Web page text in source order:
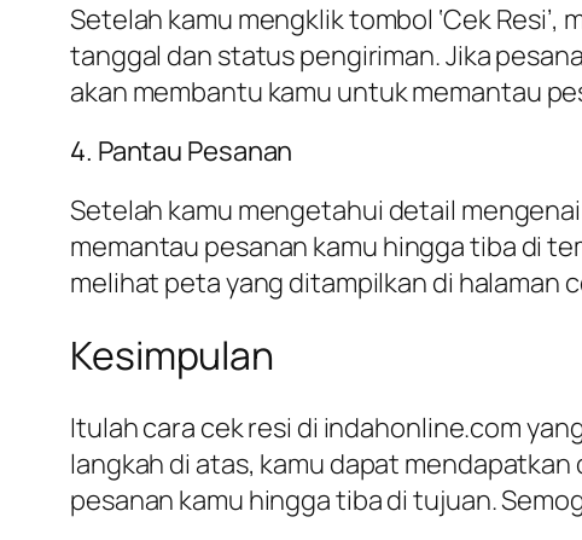
Setelah kamu mengklik tombol ‘Cek
tanggal dan status pengiriman. Jika
akan membantu kamu untuk memantau
4. Pantau Pesanan
Setelah kamu mengetahui detail
memantau pesanan kamu hingga tiba di
melihat peta yang ditampilkan di halaman
Kesimpulan
Itulah cara cek resi di indahonline.com
langkah di atas, kamu dapat
pesanan kamu hingga tiba di tujuan.